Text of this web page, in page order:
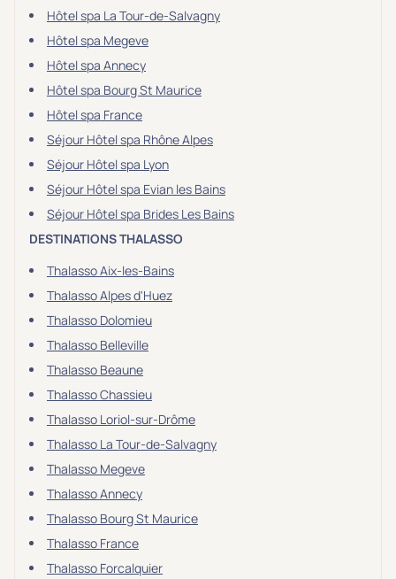
Hôtel spa La Tour-de-Salvagny
Hôtel spa Megeve
Hôtel spa Annecy
Hôtel spa Bourg St Maurice
Hôtel spa France
Séjour Hôtel spa Rhône Alpes
Séjour Hôtel spa Lyon
Séjour Hôtel spa Evian les Bains
Séjour Hôtel spa Brides Les Bains
DESTINATIONS THALASSO
Thalasso Aix-les-Bains
Thalasso Alpes d'Huez
Thalasso Dolomieu
Thalasso Belleville
Thalasso Beaune
Thalasso Chassieu
Thalasso Loriol-sur-Drôme
Thalasso La Tour-de-Salvagny
Thalasso Megeve
Thalasso Annecy
Thalasso Bourg St Maurice
Thalasso France
Thalasso Forcalquier